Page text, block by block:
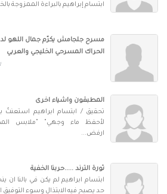
ابتسام إبراهيم بالبراءة الممزوجة
مسرح جلجامش يكرّم جمال اللهو
الحراك المسرحي الخليجي والعربي
المطبقون واشياء اخرى
تحقيق / ابتسام ابراهيم استعنتُ
لأحفظ ماء وجهي" "ملابس
ارفض...
ثورة الترند .....حربنا الخفية
ابتسام ابراهيم لم يكن في بالنا ان
حد يصبح فيه الابتذال وسوء التوفيق